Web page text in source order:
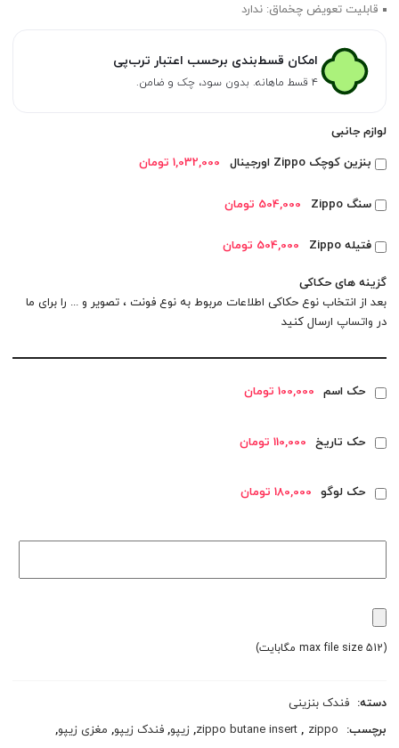
قابلیت تعویض چخماق: ندارد
امکان قسط‌بندی برحسب اعتبار ترب‌پی
۴ قسط ماهانه. بدون سود، چک و ضامن.
لوازم جانبی
بنزین کوچک Zippo اورجینال
1,032,000 تومان
سنگ Zippo 504,000 تومان
فتیله Zippo 504,000 تومان
گزینه های حکاکی
بعد از انتخاب نوع حکاکی اطلاعات مربوط به نوع فونت ، تصویر و ... را برای ما
در واتساپ ارسال کنید
حک اسم 100,000 تومان
حک تاریخ 110,000 تومان
حک لوگو 180,000 تومان
(max file size 512 مگابایت)
دسته: فندک بنزینی
برچسب:
zippo
,
zippo butane insert
, زیپو,فندک زیپو, مغزی زیپو,